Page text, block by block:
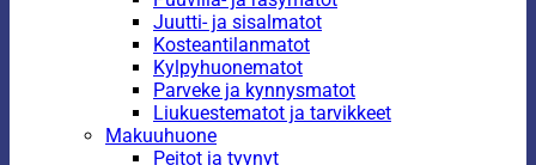
Juutti- ja sisalmatot
Kosteantilanmatot
Kylpyhuonematot
Parveke ja kynnysmatot
Liukuestematot ja tarvikkeet
Makuuhuone
Peitot ja tyynyt